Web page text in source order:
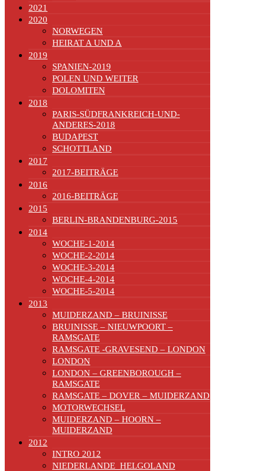
2021
2020
NORWEGEN
HEIRAT A UND A
2019
SPANIEN-2019
POLEN UND WEITER
DOLOMITEN
2018
PARIS-SÜDFRANKREICH-UND-
ANDERES-2018
BUDAPEST
SCHOTTLAND
2017
2017-BEITRÄGE
2016
2016-BEITRÄGE
2015
BERLIN-BRANDENBURG-2015
2014
WOCHE-1-2014
WOCHE-2-2014
WOCHE-3-2014
WOCHE-4-2014
WOCHE-5-2014
2013
MUIDERZAND – BRUINISSE
BRUINISSE – NIEUWPOORT –
RAMSGATE
RAMSGATE -GRAVESEND – LONDON
LONDON
LONDON – GREENBOROUGH –
RAMSGATE
RAMSGATE – DOVER – MUIDERZAND
MOTORWECHSEL
MUIDERZAND – HOORN –
MUIDERZAND
2012
INTRO 2012
NIEDERLANDE_HELGOLAND